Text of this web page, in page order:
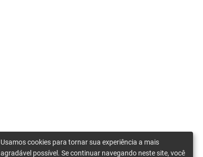
Usamos cookies para tornar sua experiência a mais
agradável possível. Se continuar navegando neste site, você